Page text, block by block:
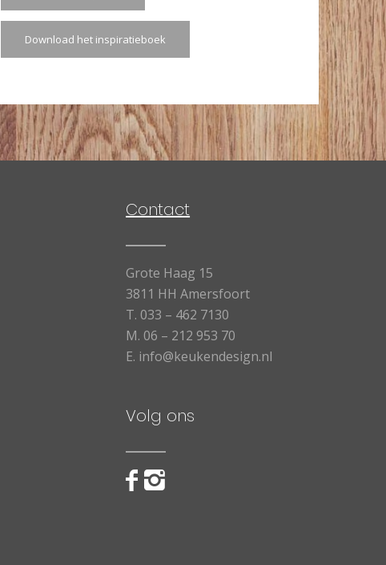
Download het inspiratieboek
Contact
Grote Haag 15
3811 HH Amersfoort
T. 033 – 462 7130
M. 06 – 212 953 70
E. info@keukendesign.nl
Volg ons